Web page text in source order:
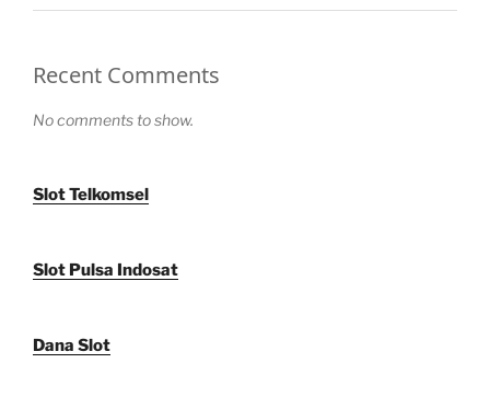
Recent Comments
No comments to show.
Slot Telkomsel
Slot Pulsa Indosat
Dana Slot